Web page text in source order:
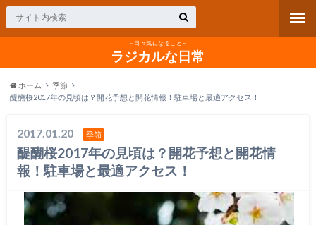
～日々気になること～
ラジカルな日常
ホーム
季節
醍醐桜2017年の見頃は？開花予想と開花情報！駐車場と最適アクセス！
2017.01.20 季節
醍醐桜2017年の見頃は？開花予想と開花情
報！駐車場と最適アクセス！